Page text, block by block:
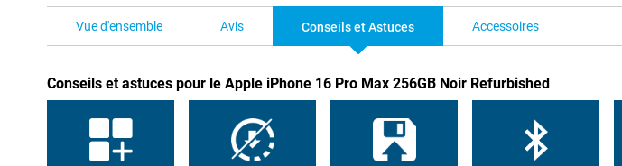
Vue d'ensemble Avis Conseils et Astuces Accessoires
Conseils et astuces pour le Apple iPhone 16 Pro Max 256GB Noir Refurbished